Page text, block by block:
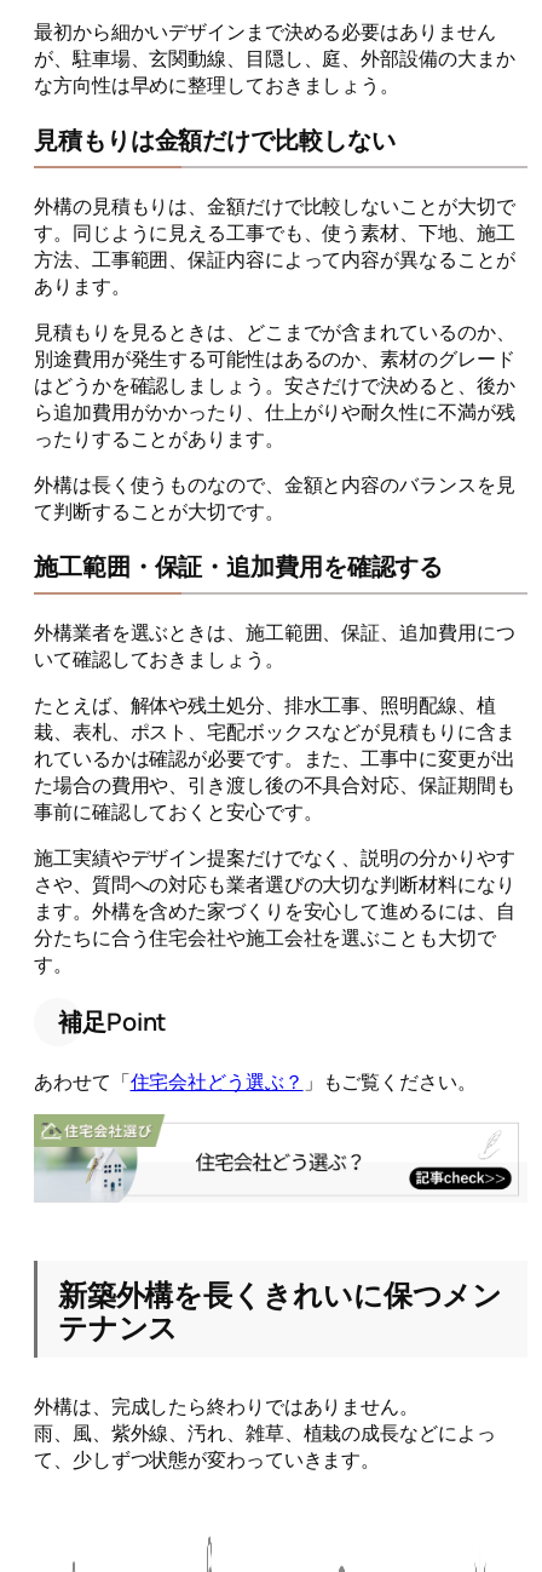
最初から細かいデザインまで決める必要はありません
が、駐車場、玄関動線、目隠し、庭、外部設備の大まか
な方向性は早めに整理しておきましょう。
見積もりは金額だけで比較しない
外構の見積もりは、金額だけで比較しないことが大切で
す。同じように見える工事でも、使う素材、下地、施工
方法、工事範囲、保証内容によって内容が異なることが
あります。
見積もりを見るときは、どこまでが含まれているのか、
別途費用が発生する可能性はあるのか、素材のグレード
はどうかを確認しましょう。安さだけで決めると、後か
ら追加費用がかかったり、仕上がりや耐久性に不満が残
ったりすることがあります。
外構は長く使うものなので、金額と内容のバランスを見
て判断することが大切です。
施工範囲・保証・追加費用を確認する
外構業者を選ぶときは、施工範囲、保証、追加費用につ
いて確認しておきましょう。
たとえば、解体や残土処分、排水工事、照明配線、植
栽、表札、ポスト、宅配ボックスなどが見積もりに含ま
れているかは確認が必要です。また、工事中に変更が出
た場合の費用や、引き渡し後の不具合対応、保証期間も
事前に確認しておくと安心です。
施工実績やデザイン提案だけでなく、説明の分かりやす
さや、質問への対応も業者選びの大切な判断材料になり
ます。外構を含めた家づくりを安心して進めるには、自
分たちに合う住宅会社や施工会社を選ぶことも大切で
す。
補足Point
あわせて「住宅会社どう選ぶ？ 」もご覧ください。
新築外構を長くきれいに保つメン
テナンス
外構は、完成したら終わりではありません。
雨、風、紫外線、汚れ、雑草、植栽の成長などによっ
て、少しずつ状態が変わっていきます。
理なく続けられるメンテナンスを考えておくことが大切
です。